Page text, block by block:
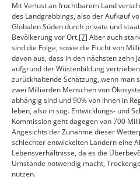
Mit Verlust an fruchtbarem Land
des Landgrabbings, also der Aufkauf
Globalen Süden durch private und
Bevölkerung vor Ort.[7] Aber auch
sind die Folge, sowie die Flucht von
davon aus, dass in den nächsten zehn
aufgrund der Wüstenbildung
zurückhaltende Schätzung, wenn man
zwei Milliarden Menschen von
abhängig sind und 90% von ihnen in
leben, also in sog. Entwicklungs- und
Kommission geht dagegen von 700
Angesichts der Zunahme dieser
schlechter entwickelten Ländern eine
Lebensverhältnisse, da es die
Umstände notwendig macht,
nutzen.